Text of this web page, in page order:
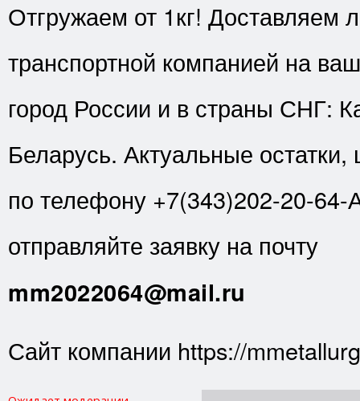
Отгружаем от 1кг! Доставляем
транспортной компанией на
город России и в страны СНГ:
Беларусь. Актуальные остатки,
по телефону +7(343)202-20-64-
отправляйте заявку на почту
mm2022064@mail.ru
Сайт компании https://